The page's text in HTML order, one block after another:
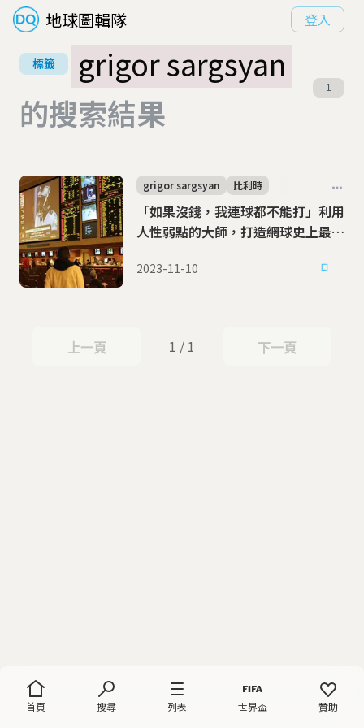
地球圖輯隊 登入
首頁 搜尋 列表 世界盃 贊助
標籤
grigor sargsyan
的搜索結果
1
「如果沒錢，我連球都不能打」利用
人性弱點的大師，打造網球史上最大
grigor sargsyan 比利時
2023-11-10
上一頁
上一頁 1 / 1 下一頁
下一頁